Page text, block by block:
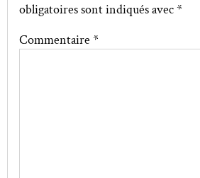
obligatoires sont indiqués avec*
Commentaire *